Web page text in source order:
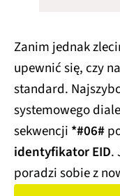
Zanim jednak
upewnić się, czy
standard.
systemowego
sekwencji *#06#
identyfikator EID.
poradzi sobie z